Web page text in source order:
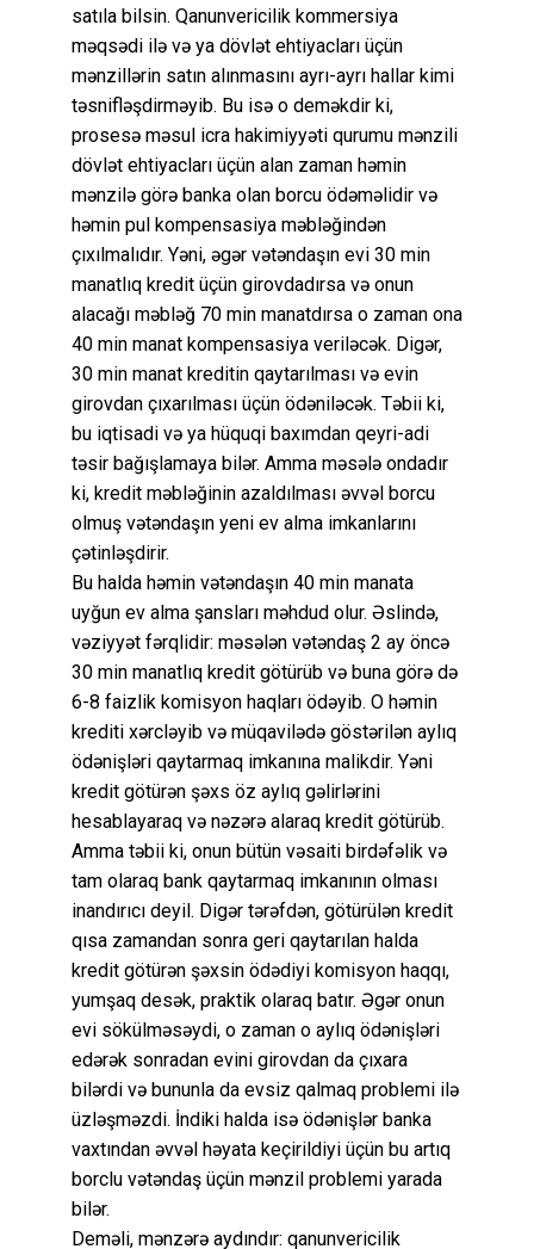
satıla bilsin. Qanunvericilik kommersiya
məqsədi ilə və ya dövlət ehtiyacları üçün
mənzillərin satın alınmasını ayrı-ayrı hallar kimi
təsnifləşdirməyib. Bu isə o deməkdir ki,
prosesə məsul icra hakimiyyəti qurumu mənzili
dövlət ehtiyacları üçün alan zaman həmin
mənzilə görə banka olan borcu ödəməlidir və
həmin pul kompensasiya məbləğindən
çıxılmalıdır. Yəni, əgər vətəndaşın evi 30 min
manatlıq kredit üçün girovdadırsa və onun
alacağı məbləğ 70 min manatdırsa o zaman ona
40 min manat kompensasiya veriləcək. Digər,
30 min manat kreditin qaytarılması və evin
girovdan çıxarılması üçün ödəniləcək. Təbii ki,
bu iqtisadi və ya hüquqi baxımdan qeyri-adi
təsir bağışlamaya bilər. Amma məsələ ondadır
ki, kredit məbləğinin azaldılması əvvəl borcu
olmuş vətəndaşın yeni ev alma imkanlarını
çətinləşdirir.
Bu halda həmin vətəndaşın 40 min manata
uyğun ev alma şansları məhdud olur. Əslində,
vəziyyət fərqlidir: məsələn vətəndaş 2 ay öncə
30 min manatlıq kredit götürüb və buna görə də
6-8 faizlik komisyon haqları ödəyib. O həmin
krediti xərcləyib və müqavilədə göstərilən aylıq
ödənişləri qaytarmaq imkanına malikdir. Yəni
kredit götürən şəxs öz aylıq gəlirlərini
hesablayaraq və nəzərə alaraq kredit götürüb.
Amma təbii ki, onun bütün vəsaiti birdəfəlik və
tam olaraq bank qaytarmaq imkanının olması
inandırıcı deyil. Digər tərəfdən, götürülən kredit
qısa zamandan sonra geri qaytarılan halda
kredit götürən şəxsin ödədiyi komisyon haqqı,
yumşaq desək, praktik olaraq batır. Əgər onun
evi sökülməsəydi, o zaman o aylıq ödənişləri
edərək sonradan evini girovdan da çıxara
bilərdi və bununla da evsiz qalmaq problemi ilə
üzləşməzdi. İndiki halda isə ödənişlər banka
vaxtından əvvəl həyata keçirildiyi üçün bu artıq
borclu vətəndaş üçün mənzil problemi yarada
bilər.
Deməli, mənzərə aydındır: qanunvericilik